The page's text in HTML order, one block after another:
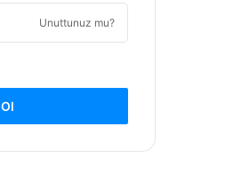
Unuttunuz mu?